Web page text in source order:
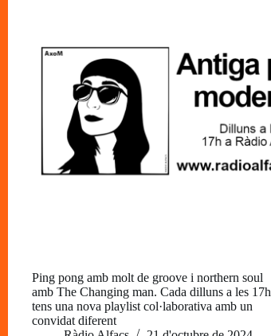
Ping pong amb molt de groove i northern soul
amb The Changing man. Cada dilluns a les 17h
tens una nova playlist col·laborativa amb un
convidat diferent